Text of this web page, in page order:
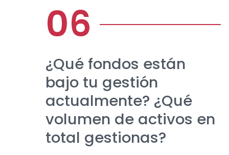
¿Qué fondos están
bajo tu gestión
actualmente? ¿Qué
volumen de activos en
total gestionas?